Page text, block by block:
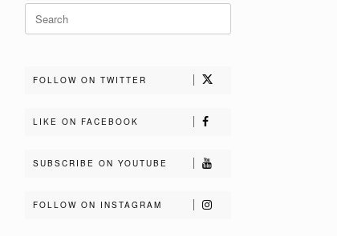
Search
for:
FOLLOW ON TWITTER
LIKE ON FACEBOOK
SUBSCRIBE ON YOUTUBE
FOLLOW ON INSTAGRAM